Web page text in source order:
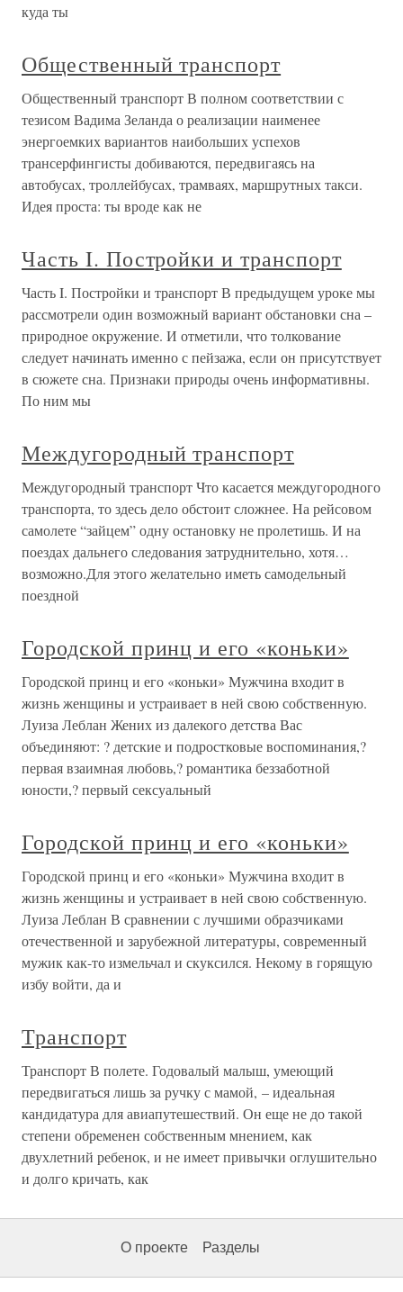
куда ты
Общественный транспорт
Общественный транспорт В полном соответствии с
тезисом Вадима Зеланда о реализации наименее
энергоемких вариантов наибольших успехов
трансерфингисты добиваются, передвигаясь на
автобусах, троллейбусах, трамваях, маршрутных такси.
Идея проста: ты вроде как не
Часть I. Постройки и транспорт
Часть I. Постройки и транспорт В предыдущем уроке мы
рассмотрели один возможный вариант обстановки сна –
природное окружение. И отметили, что толкование
следует начинать именно с пейзажа, если он присутствует
в сюжете сна. Признаки природы очень информативны.
По ним мы
Междугородный транспорт
Междугородный транспорт Что касается междугородного
транспорта, то здесь дело обстоит сложнее. На рейсовом
самолете “зайцем” одну остановку не пролетишь. И на
поездах дальнего следования затруднительно, хотя…
возможно.Для этого желательно иметь самодельный
поездной
Городской принц и его «коньки»
Городской принц и его «коньки» Мужчина входит в
жизнь женщины и устраивает в ней свою собственную.
Луиза Леблан Жених из далекого детства Вас
объединяют: ? детские и подростковые воспоминания,?
первая взаимная любовь,? романтика беззаботной
юности,? первый сексуальный
Городской принц и его «коньки»
Городской принц и его «коньки» Мужчина входит в
жизнь женщины и устраивает в ней свою собственную.
Луиза Леблан В сравнении с лучшими образчиками
отечественной и зарубежной литературы, современный
мужик как-то измельчал и скуксился. Некому в горящую
избу войти, да и
Транспорт
Транспорт В полете. Годовалый малыш, умеющий
передвигаться лишь за ручку с мамой, – идеальная
кандидатура для авиапутешествий. Он еще не до такой
степени обременен собственным мнением, как
двухлетний ребенок, и не имеет привычки оглушительно
и долго кричать, как
О проекте Разделы